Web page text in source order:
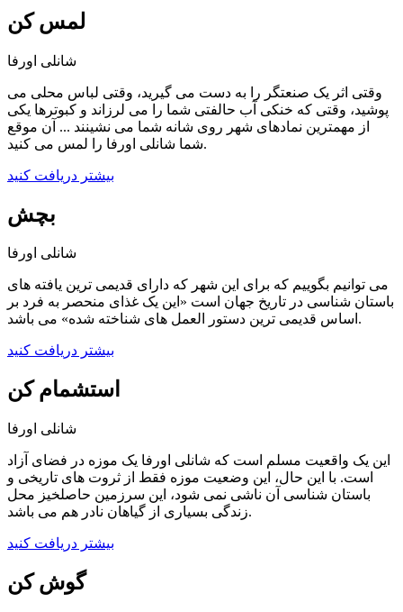
لمس کن
شانلی اورفا
وقتی اثر یک صنعتگر را به دست می گیرید، وقتی لباس محلی می
پوشید، وقتی که خنکی آب حالفتی شما را می لرزاند و کبوترها یکی
از مهمترین نمادهای شهر روی شانه شما می نشینند ... آن موقع
شما شانلی اورفا را لمس می کنید.
بیشتر دریافت کنید
بچش
شانلی اورفا
می توانیم بگوییم که برای این شهر که دارای قدیمی ترین یافته های
باستان شناسی در تاریخ جهان است «این یک غذای منحصر به فرد بر
اساس قدیمی ترین دستور العمل های شناخته شده» می باشد.
بیشتر دریافت کنید
استشمام کن
شانلی اورفا
این یک واقعیت مسلم است که شانلی اورفا یک موزه در فضای آزاد
است. با این حال، این وضعیت موزه فقط از ثروت های تاریخی و
باستان شناسی آن ناشی نمی شود، این سرزمین حاصلخیز محل
زندگی بسیاری از گیاهان نادر هم می باشد.
بیشتر دریافت کنید
گوش کن